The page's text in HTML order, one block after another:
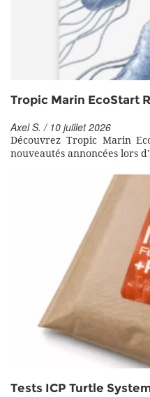
Tropic Marin EcoStart
Axel S. / 10 juillet 2026
Découvrez Tropic Marin
nouveautés annoncées lors
Tests ICP Turtle